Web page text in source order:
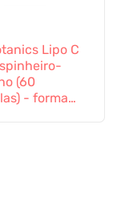
Lipo C
(60
- forma